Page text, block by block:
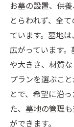
お墓の設置、供
とらわれず、全
ています。墓地
広がっています
や大きさ、材質
プランを選ぶこ
とで、希望に沿
た、墓地の管理
ができます。